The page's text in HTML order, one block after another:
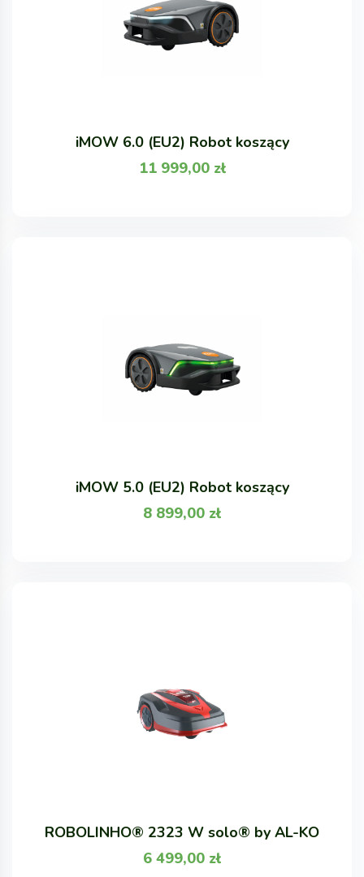
iMOW 6.0 (EU2) Robot koszący
11 999,00 zł
iMOW 5.0 (EU2) Robot koszący
8 899,00 zł
ROBOLINHO® 2323 W solo® by AL-KO
6 499,00 zł